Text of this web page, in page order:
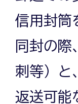
信用封筒
同封の際
刺等）と
返送可能